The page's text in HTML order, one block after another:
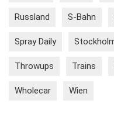
Russland S-Bahn
Spray Daily
Throwups Trains
Wholecar Wien